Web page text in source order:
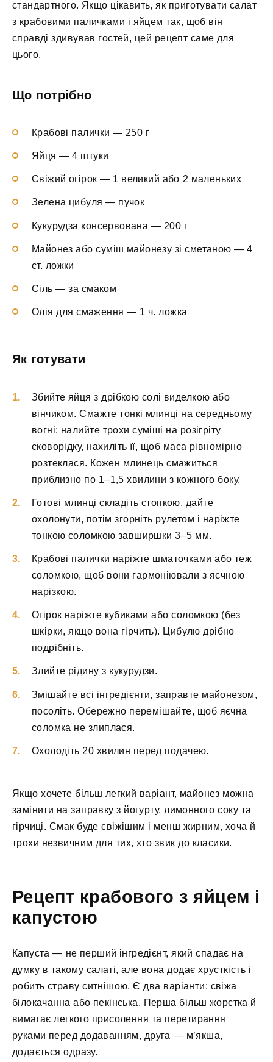
стандартного. Якщо цікавить, як приготувати салат
з крабовими паличками і яйцем так, щоб він
справді здивував гостей, цей рецепт саме для
цього.
Що потрібно
Крабові палички — 250 г
Яйця — 4 штуки
Свіжий огірок — 1 великий або 2 маленьких
Зелена цибуля — пучок
Кукурудза консервована — 200 г
Майонез або суміш майонезу зі сметаною — 4
ст. ложки
Сіль — за смаком
Олія для смаження — 1 ч. ложка
Як готувати
Збийте яйця з дрібкою солі виделкою або
вінчиком. Смажте тонкі млинці на середньому
вогні: налийте трохи суміші на розігріту
сковорідку, нахиліть її, щоб маса рівномірно
розтеклася. Кожен млинець смажиться
приблизно по 1–1,5 хвилини з кожного боку.
Готові млинці складіть стопкою, дайте
охолонути, потім згорніть рулетом і наріжте
тонкою соломкою завширшки 3–5 мм.
Крабові палички наріжте шматочками або теж
соломкою, щоб вони гармоніювали з яєчною
нарізкою.
Огірок наріжте кубиками або соломкою (без
шкірки, якщо вона гірчить). Цибулю дрібно
подрібніть.
Злийте рідину з кукурудзи.
Змішайте всі інгредієнти, заправте майонезом,
посоліть. Обережно перемішайте, щоб яєчна
соломка не злиплася.
Охолодіть 20 хвилин перед подачею.
Якщо хочете більш легкий варіант, майонез можна
замінити на заправку з йогурту, лимонного соку та
гірчиці. Смак буде свіжішим і менш жирним, хоча й
трохи незвичним для тих, хто звик до класики.
Рецепт крабового з яйцем і
капустою
Капуста — не перший інгредієнт, який спадає на
думку в такому салаті, але вона додає хрусткість і
робить страву ситнішою. Є два варіанти: свіжа
білокачанна або пекінська. Перша більш жорстка й
вимагає легкого присолення та перетирання
руками перед додаванням, друга — м’якша,
додається одразу.